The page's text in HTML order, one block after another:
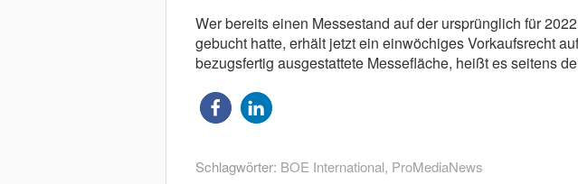
Wer bereits einen Messestand auf der ursprünglich für
gebucht hatte, erhält jetzt ein einwöchiges Vorkaufsrecht
bezugsfertig ausgestattete Messefläche, heißt es seitens
Schlagwörter: BOE International, ProMediaNews